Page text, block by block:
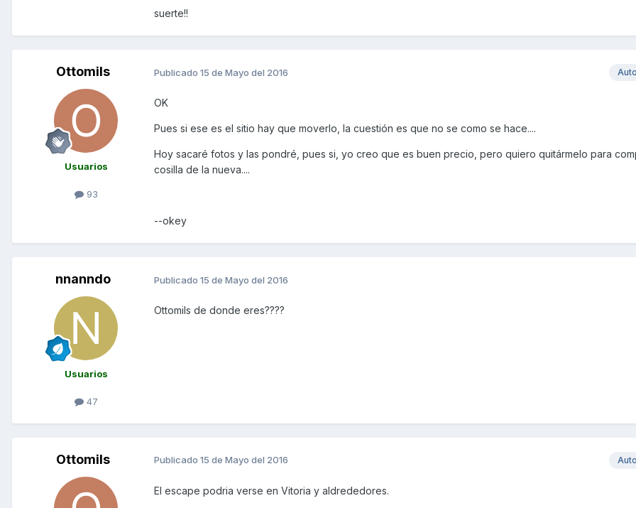
suerte!!
Ottomils
Usuarios
93
Publicado 15 de Mayo del 2016
OK
Pues si ese es el sitio hay que moverlo, la cuestión es que no se como se hace....
Hoy sacaré fotos y las pondré, pues si, yo creo que es buen precio, pero quiero quitármelo para
cosilla de la nueva....
--okey
nnanndo
Usuarios
47
Publicado 15 de Mayo del 2016
Ottomils de donde eres????
Ottomils Publicado 15 de Mayo del 2016
El escape podria verse en Vitoria y aldrededores.